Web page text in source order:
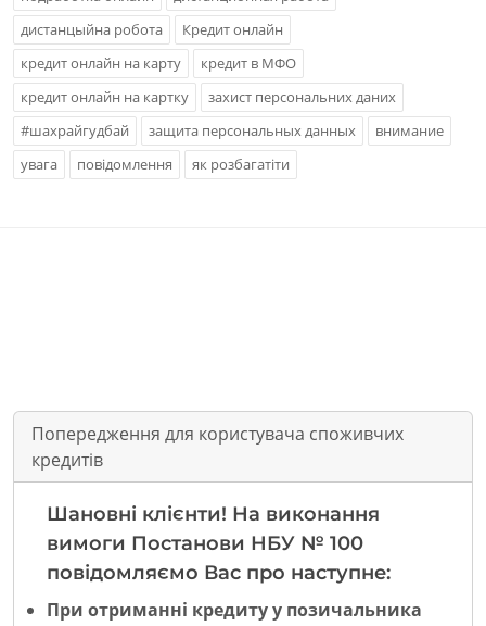
дистанцыйна робота
Кредит онлайн
кредит онлайн на карту
кредит в МФО
кредит онлайн на картку
захист персональних даних
#шахрайгудбай
защита персональных данных
внимание
увага
повідомлення як розбагатіти
Попередження для користувача споживчих
кредитів
Шановні клієнти! На виконання
вимоги Постанови НБУ № 100
повідомляємо Вас про наступне:
При отриманні кредиту у позичальника